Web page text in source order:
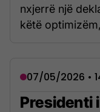
nxjerrë një
këtë
07/05/2026 •
Presidenti